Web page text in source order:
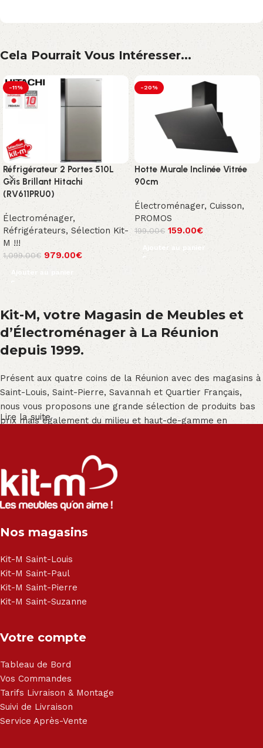
Cela Pourrait Vous Intéresser...
-11%
Réfrigérateur 2 Portes 510L
Gris Brillant Hitachi
(RV611PRU0)
Électroménager,
Réfrigérateurs, Sélection Kit-
M !!!
1,099.00€ 979.00€
Ajouter au panier
-20%
Hotte Murale Inclinée Vitrée
90cm
Électroménager, Cuisson,
PROMOS
199.00€ 159.00€
Ajouter au panier
Kit-M, votre Magasin de Meubles et
d’Électroménager à La Réunion
depuis 1999.
Présent aux quatre coins de la Réunion avec des magasins à
Saint-Louis, Saint-Pierre, Savannah et Quartier Français,
nous vous proposons une grande sélection de produits bas
prix mais également du milieu et haut-de-gamme en
Salon angle - Salon convertible - Salon relax - Canapé -
Canapé lit - Cuisine sur-mesure - Fauteuil - Armoire - Table
et chaise - Meuble de salle de bain - Literie - Lit - Bureau -
Électroménager - Télévision led - Réfrigérateur -
- Matelas - Hifi Hitachi, LG, Sharp, Philips, Bosh, Moulinex,
Haier, Sony, Cecotec, Westpoint, Dyson.
Lire la suite
Nos magasins
Kit-M Saint-Louis
Kit-M Saint-Paul
Kit-M Saint-Pierre
Kit-M Saint-Suzanne
Votre compte
Tableau de Bord
Vos Commandes
Tarifs Livraison & Montage
Suivi de Livraison
Service Après-Vente